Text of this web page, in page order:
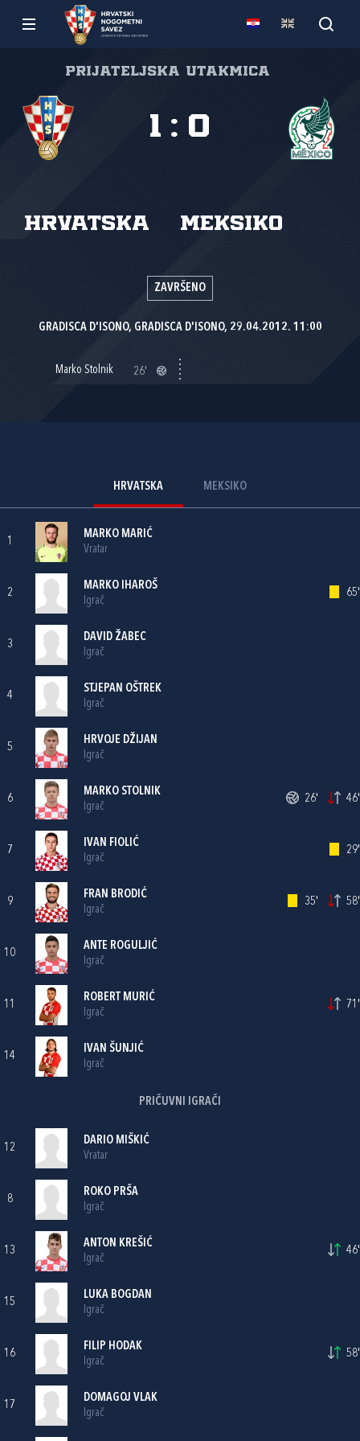
Prijateljska utakmica
Hrvatska Meksiko
1 : 0
ZAVRŠENO
GRADISCA D'ISONO, GRADISCA D'ISONO, 29.04.2012. 11:00
Marko Stolnik 26'
HRVATSKA MEKSIKO
1
MARKO MARIĆ
Vratar
2
MARKO IHAROŠ
Igrač
65'
3
DAVID ŽABEC
Igrač
4
STJEPAN OŠTREK
Igrač
5
HRVOJE DŽIJAN
Igrač
6
MARKO STOLNIK
Igrač
26' 46'
7
IVAN FIOLIĆ
Igrač
29'
9
FRAN BRODIĆ
Igrač
35' 58'
10
ANTE ROGULJIĆ
Igrač
11
ROBERT MURIĆ
Igrač
71'
14
IVAN ŠUNJIĆ
Igrač
PRIČUVNI IGRAČI
12
DARIO MIŠKIĆ
Vratar
8
ROKO PRŠA
Igrač
13
ANTON KREŠIĆ
Igrač
46'
15
LUKA BOGDAN
Igrač
16
FILIP HODAK
Igrač
58'
17
DOMAGOJ VLAK
Igrač